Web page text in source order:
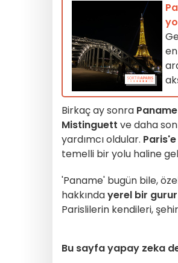
Birkaç ay sonra Paname
Mistinguett ve daha
yardımcı oldular.
temelli bir yolu haline
'Paname' bugün bile,
hakkındayerel bir
Parislilerin kendileri,
Bu sayfa yapay zeka